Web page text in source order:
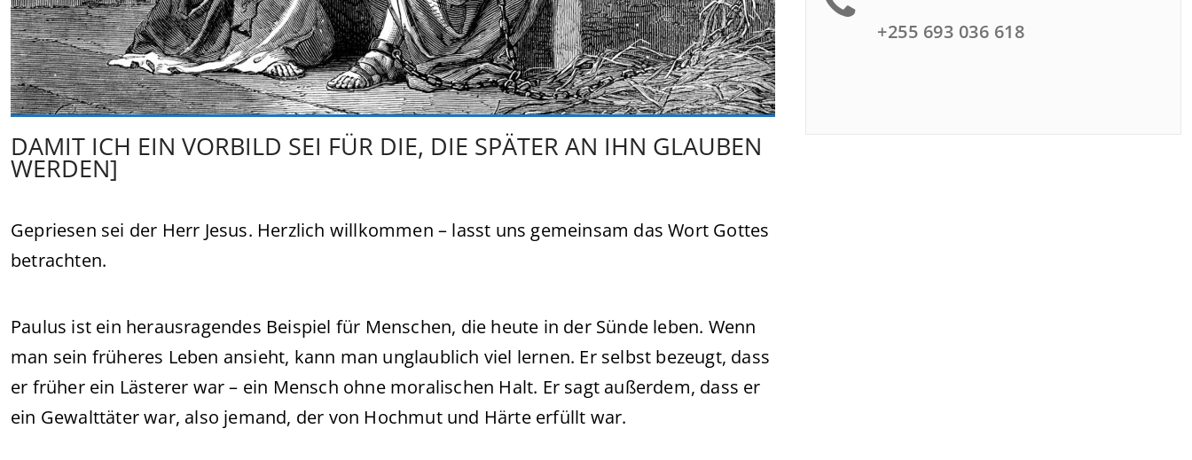
DAMIT ICH EIN VORBILD SEI FÜR DIE, DIE SPÄTER AN IHN GLAUBEN
WERDEN]
Gepriesen sei der Herr Jesus. Herzlich willkommen – lasst uns gemeinsam das Wort Gottes
betrachten.
Paulus ist ein herausragendes Beispiel für Menschen, die heute in der Sünde leben. Wenn
man sein früheres Leben ansieht, kann man unglaublich viel lernen. Er selbst bezeugt, dass
er früher ein Lästerer war – ein Mensch ohne moralischen Halt. Er sagt außerdem, dass er
ein Gewalttäter war, also jemand, der von Hochmut und Härte erfüllt war.
+255 693 036 618